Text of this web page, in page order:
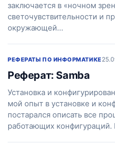
заключается в «ночном
светочувствительности и
окружающей…
РЕФЕРАТЫ ПО ИНФОРМАТИКЕ
Реферат: Samba
Установка и
мой опыт в установке и
постарался описать все
работающих конфигураций.